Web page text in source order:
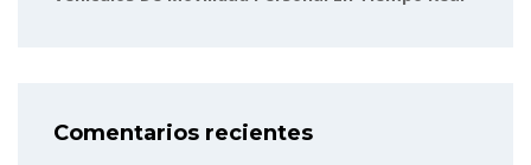
Comentarios recientes